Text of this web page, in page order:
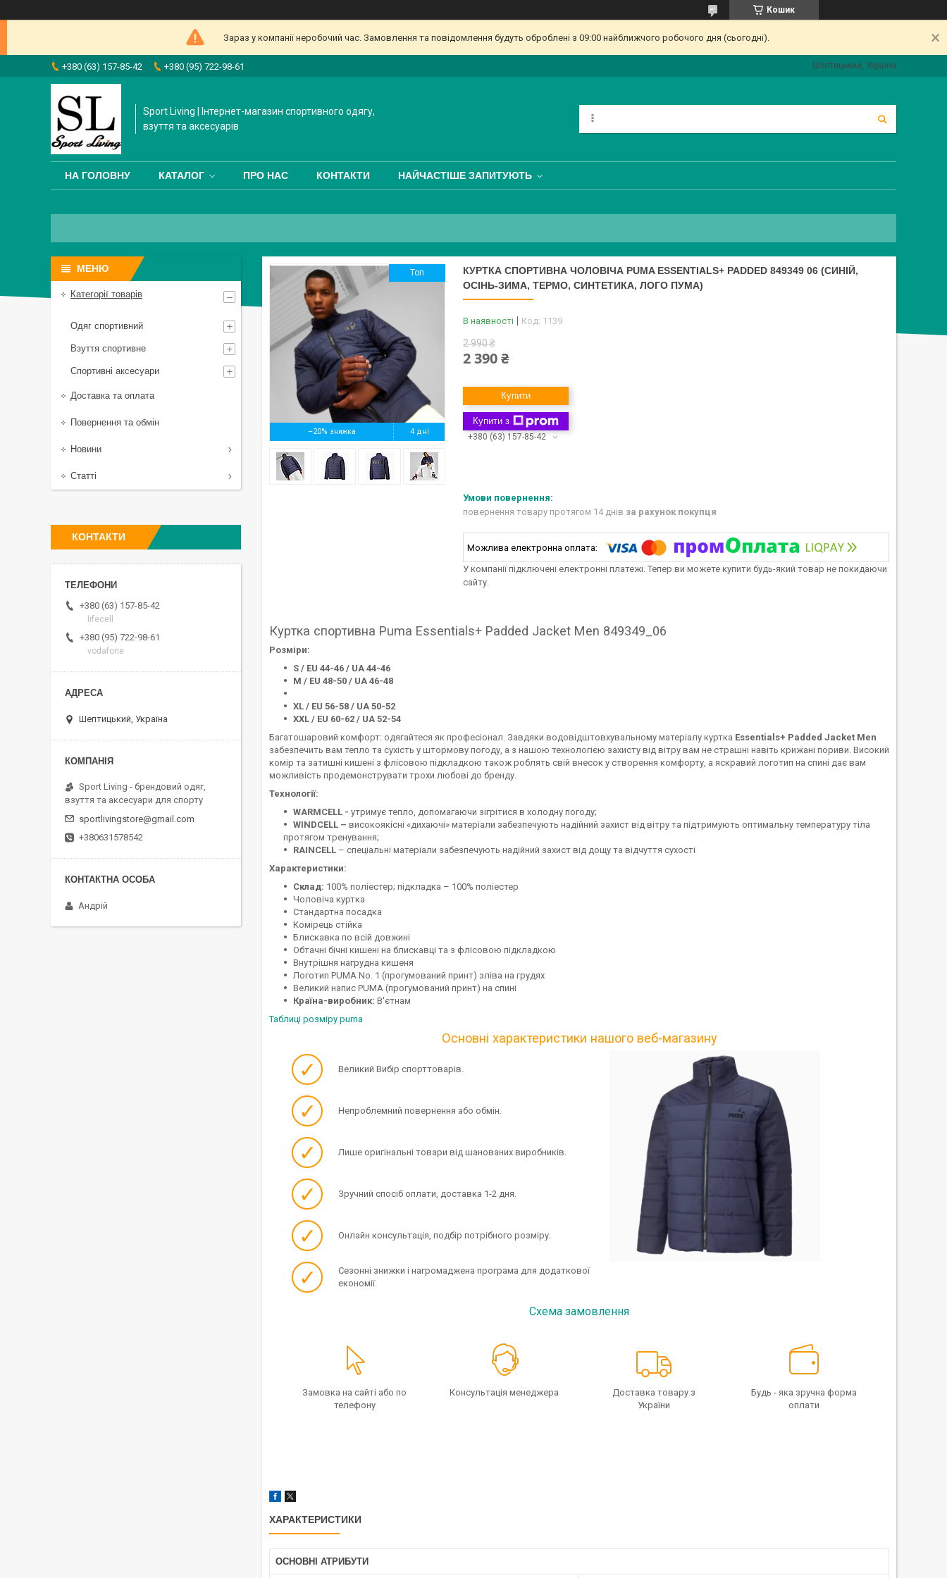
Кошик
Зараз у компанії неробочий час. Замовлення та повідомлення будуть оброблені з 09:00 найближчого робочого дня (сьогодні).
+380 (63) 157-85-42 +380 (95) 722-98-61 Шептицький, Україна
Sport Living | Інтернет-магазин спортивного одягу,
взуття та аксесуарів
НА ГОЛОВНУ КАТАЛОГ ПРО НАС КОНТАКТИ НАЙЧАСТІШЕ ЗАПИТУЮТЬ
–20% 4 дні
Топ
КУРТКА СПОРТИВНА ЧОЛОВІЧА PUMA ESSENTIALS+ PADDED 849349 06 (СИНІЙ,
ОСІНЬ-ЗИМА, ТЕРМО, СИНТЕТИКА, ЛОГО ПУМА)
В наявності Код: 1139
2 990 ₴
2 390 ₴
Купити
Купити з
+380 (63) 157-85-42
повернення товару протягом 14 днів за рахунок покупця
У компанії підключені електронні платежі. Тепер ви можете купити будь-який товар не покидаючи
сайту.
Куртка спортивна Puma Essentials+ Padded Jacket Men 849349_06
Розміри:
S / EU 44-46 / UA 44-46
M / EU 48-50 / UA 46-48
XL / EU 56-58 / UA 50-52
XXL / EU 60-62 / UA 52-54
Багатошаровий комфорт: одягайтеся як професіонал. Завдяки водовідштовхувальному матеріалу куртка Essentials+ Padded Jacket Men
забезпечить вам тепло та сухість у штормову погоду, а з нашою технологією захисту від вітру вам не страшні навіть крижані пориви. Високий
комір та затишні кишені з флісовою підкладкою також роблять свій внесок у створення комфорту, а яскравий логотип на спині дає вам
можливість продемонструвати трохи любові до бренду.
Технології:
WARMCELL - утримує тепло, допомагаючи зігрітися в холодну погоду;
WINDCELL – високоякісні «дихаючі» матеріали забезпечують надійний захист від вітру та підтримують оптимальну температуру тіла
протягом тренування;
RAINCELL – спеціальні матеріали забезпечують надійний захист від дощу та відчуття сухості
Характеристики:
Склад: 100% поліестер; підкладка – 100% поліестер
Чоловіча куртка
Стандартна посадка
Комірець стійка
Блискавка по всій довжині
Обтачні бічні кишені на блискавці та з флісовою підкладкою
Внутрішня нагрудна кишеня
Логотип PUMA No. 1 (прогумований принт) зліва на грудях
Великий напис PUMA (прогумований принт) на спині
Країна-виробник: В'єтнам
Таблиці розміру puma
Основні характеристики нашого веб-магазину
✓ Великий Вибір спорттоварів.
✓ Непроблемний повернення або обмін.
✓ Лише оригінальні товари від шанованих виробників.
✓ Зручний спосіб оплати, доставка 1-2 дня.
✓ Онлайн консультація, подбір потрібного розміру.
✓
Сезонні знижки і нагромаджена програма для додаткової
економії.
Схема замовлення
Замовка на сайті або по
телефону
Консультація менеджера
Доставка товару з
України
Будь - яка зручна форма
оплати
ХАРАКТЕРИСТИКИ
ОСНОВНІ АТРИБУТИ
Категорії товарів
Одяг спортивний
Взуття спортивне
Спортивні аксесуари
Доставка та оплата
Повернення та обмін
Новини
Статті
КОНТАКТИ
+380 (63) 157-85-42
lifecell
+380 (95) 722-98-61
vodafone
Шептицький, Україна
Sport Living - брендовий одяг,
взуття та аксесуари для спорту
sportlivingstore@gmail.com
+380631578542
Андрій